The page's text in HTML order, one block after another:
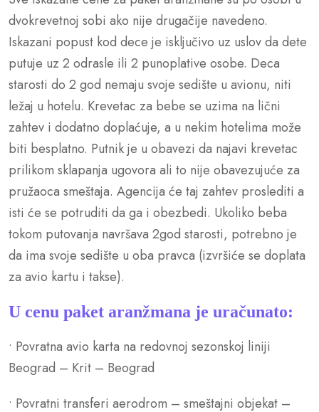
dvokrevetnoj sobi ako nije drugačije navedeno.
Iskazani popust kod dece je isključivo uz uslov da dete
putuje uz 2 odrasle ili 2 punoplative osobe. Deca
starosti do 2 god nemaju svoje sedište u avionu, niti
ležaj u hotelu. Krevetac za bebe se uzima na lični
zahtev i dodatno doplaćuje, a u nekim hotelima može
biti besplatno. Putnik je u obavezi da najavi krevetac
prilikom sklapanja ugovora ali to nije obavezujuće za
pružaoca smeštaja. Agencija će taj zahtev proslediti a
isti će se potruditi da ga i obezbedi. Ukoliko beba
tokom putovanja navršava 2god starosti, potrebno je
da ima svoje sedište u oba pravca (izvršiće se doplata
za avio kartu i takse).
U cenu paket aranžmana je uračunato:
• Povratna avio karta na redovnoj sezonskoj liniji
Beograd – Krit – Beograd
• Povratni transferi aerodrom – smeštajni objekat –